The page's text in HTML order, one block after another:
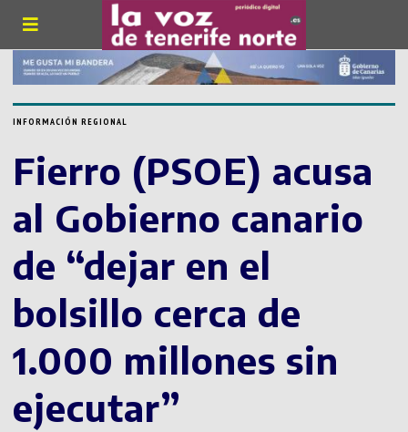
INFORMACIÓN REGIONAL
Fierro (PSOE) acusa
al Gobierno canario
de “dejar en el
bolsillo cerca de
1.000 millones sin
ejecutar”